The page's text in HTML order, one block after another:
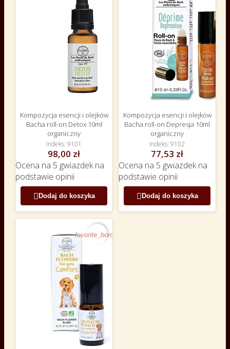
Kompozycja esencji i olejków
Bacha roll-on Detox 10ml
organiczny
Indeks 9101
98,00 zł
Ocena na 5 gwiazdek na
podstawie opinii
 Dodaj do koszyka
Kompozycja esencji i olejków
Bacha roll-on Depresja 10ml
organiczny
Indeks 9102
77,53 zł
Ocena na 5 gwiazdek na
podstawie opinii
 Dodaj do koszyka
favorite_border